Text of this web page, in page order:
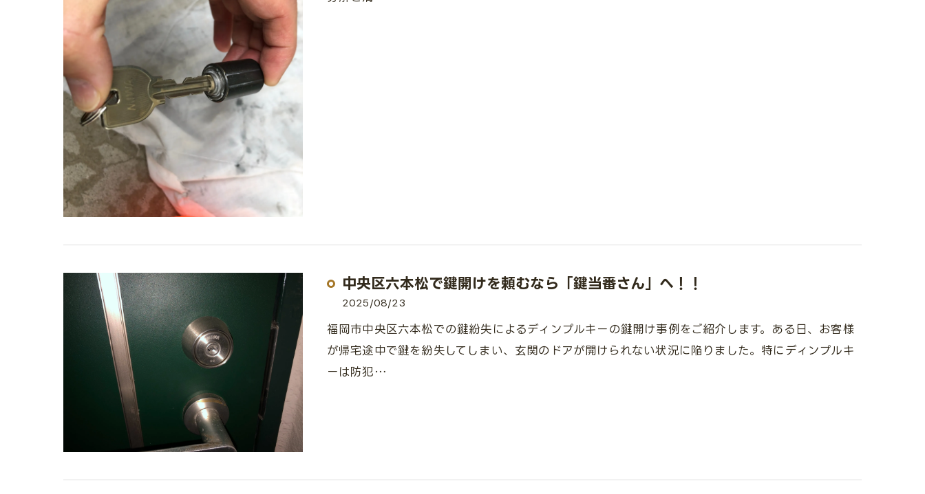
中央区六本松で鍵開けを頼むなら「鍵当番さん」へ！！
2025/08/23
福岡市中央区六本松での鍵紛失によるディンプルキーの鍵開け事例をご紹介します。ある日、お客様
が帰宅途中で鍵を紛失してしまい、玄関のドアが開けられない状況に陥りました。特にディンプルキ
ーは防犯…